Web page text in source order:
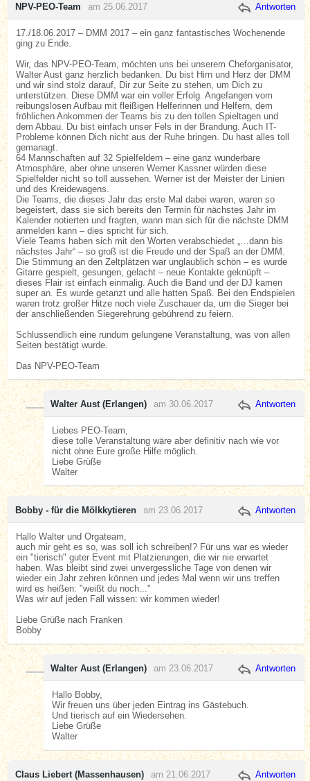
NPV-PEO-Team am 25.06.2017 Antworten
17./18.06.2017 – DMM 2017 – ein ganz fantastisches Wochenende
ging zu Ende.
Wir, das NPV-PEO-Team, möchten uns bei unserem Cheforganisator,
Walter Aust ganz herzlich bedanken. Du bist Hirn und Herz der DMM
und wir sind stolz darauf, Dir zur Seite zu stehen, um Dich zu
unterstützen. Diese DMM war ein voller Erfolg. Angefangen vom
reibungslosen Aufbau mit fleißigen Helferinnen und Helfern, dem
fröhlichen Ankommen der Teams bis zu den tollen Spieltagen und
dem Abbau. Du bist einfach unser Fels in der Brandung. Auch IT-
Probleme können Dich nicht aus der Ruhe bringen. Du hast alles toll
gemanagt.
64 Mannschaften auf 32 Spielfeldern – eine ganz wunderbare
Atmosphäre, aber ohne unseren Werner Kassner würden diese
Spielfelder nicht so toll aussehen. Werner ist der Meister der Linien
und des Kreidewagens.
Die Teams, die dieses Jahr das erste Mal dabei waren, waren so
begeistert, dass sie sich bereits den Termin für nächstes Jahr im
Kalender notierten und fragten, wann man sich für die nächste DMM
anmelden kann – dies spricht für sich.
Viele Teams haben sich mit den Worten verabschiedet „…dann bis
nächstes Jahr“ – so groß ist die Freude und der Spaß an der DMM.
Die Stimmung an den Zeltplätzen war unglaublich schön – es wurde
Gitarre gespielt, gesungen, gelacht – neue Kontakte geknüpft –
dieses Flair ist einfach einmalig. Auch die Band und der DJ kamen
super an. Es wurde getanzt und alle hatten Spaß. Bei den Endspielen
waren trotz großer Hitze noch viele Zuschauer da, um die Sieger bei
der anschließenden Siegerehrung gebührend zu feiern.
Schlussendlich eine rundum gelungene Veranstaltung, was von allen
Seiten bestätigt wurde.
Das NPV-PEO-Team
Walter Aust (Erlangen) am 30.06.2017 Antworten
Liebes PEO-Team,
diese tolle Veranstaltung wäre aber definitiv nach wie vor
nicht ohne Eure große Hilfe möglich.
Liebe Grüße
Walter
Bobby - für die Mölkkytieren am 23.06.2017 Antworten
Hallo Walter und Orgateam,
auch mir geht es so, was soll ich schreiben!? Für uns war es wieder
ein "tierisch" guter Event mit Platzierungen, die wir nie erwartet
haben. Was bleibt sind zwei unvergessliche Tage von denen wir
wieder ein Jahr zehren können und jedes Mal wenn wir uns treffen
wird es heißen: "weißt du noch..."
Was wir auf jeden Fall wissen: wir kommen wieder!
Liebe Grüße nach Franken
Bobby
Walter Aust (Erlangen) am 23.06.2017 Antworten
Hallo Bobby,
Wir freuen uns über jeden Eintrag ins Gästebuch.
Und tierisch auf ein Wiedersehen.
Liebe Grüße
Walter
Claus Liebert (Massenhausen) am 21.06.2017 Antworten